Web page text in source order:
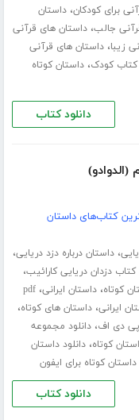
برای کودکان،داستان
جالب،داستان های قرآنی
زیبا،داستان های قرآنی
کتاب کودک،داستان کوتاه
دانلود کتاب
(الدوادو)
کتاب‌های داستان
،داستان درباره دزد دریایی،
کتاب دزدان دریایی کارائیب،
کوتاه،داستان ایرانی،pdf
ایرانی،داستان های کوتاه،
پی دی اف،دانلود مجموعه
کوتاه،دانلود داستان
داستان کوتاه برای ایفون
دانلود کتاب